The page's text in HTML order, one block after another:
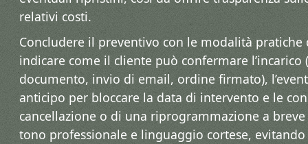
relativi costi.
Concludere il preventivo con le modalità pratiche
indicare come il cliente può confermare l’incarico
documento, invio di email, ordine firmato),
anticipo per bloccare la data di intervento e le
cancellazione o di una riprogrammazione a
tono professionale e linguaggio cortese,